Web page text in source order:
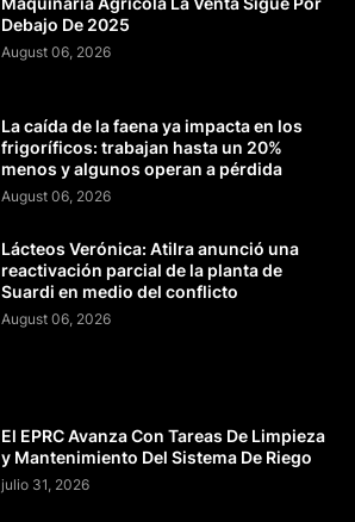
Debajo De 2025
August 06, 2026
La caída de la faena ya impacta en los
frigoríficos: trabajan hasta un 20%
menos y algunos operan a pérdida
August 06, 2026
Lácteos Verónica: Atilra anunció una
reactivación parcial de la planta de
Suardi en medio del conflicto
August 06, 2026
El EPRC Avanza Con Tareas De Limpieza
y Mantenimiento Del Sistema De Riego
julio 31, 2026